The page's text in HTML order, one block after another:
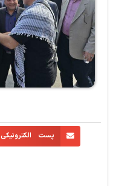
پست الکترونیکی